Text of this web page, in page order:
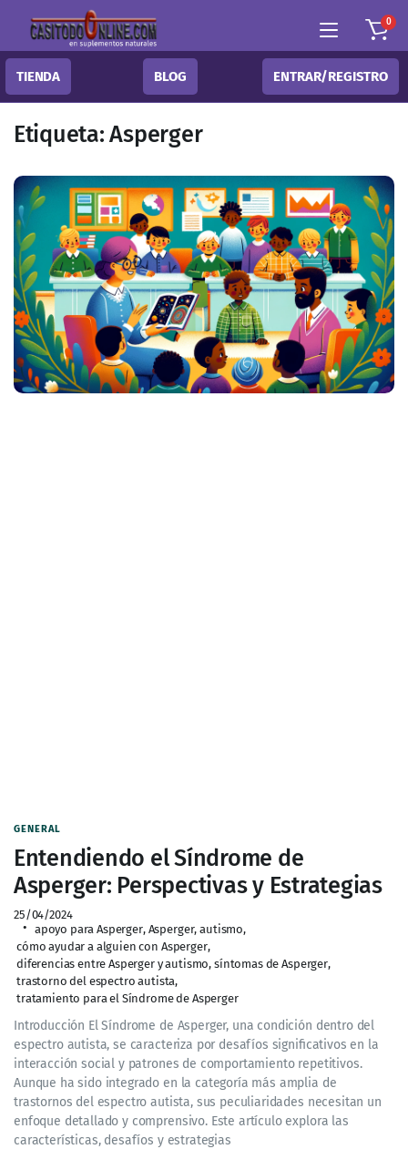
0
TIENDA BLOG ENTRAR/REGISTRO
Etiqueta:Asperger
GENERAL
Entendiendo el Síndrome de
Asperger: Perspectivas y Estrategias
25/04/2024
apoyo para Asperger, Asperger, autismo,
cómo ayudar a alguien con Asperger,
diferencias entre Asperger y autismo, síntomas de Asperger,
trastorno del espectro autista,
tratamiento para el Síndrome de Asperger
Introducción El Síndrome de Asperger, una condición dentro del
espectro autista, se caracteriza por desafíos significativos en la
interacción social y patrones de comportamiento repetitivos.
Aunque ha sido integrado en la categoría más amplia de
trastornos del espectro autista, sus peculiaridades necesitan un
enfoque detallado y comprensivo. Este artículo explora las
características, desafíos y estrategias